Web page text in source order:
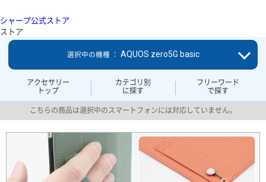
シャープ公式ストア
ストア
アクセサリー
トップ
カテゴリ別
に探す
フリーワード
で探す
選択中の機種 ： AQUOS zero5G basic
こちらの商品は選択中のスマートフォンには対応していません。